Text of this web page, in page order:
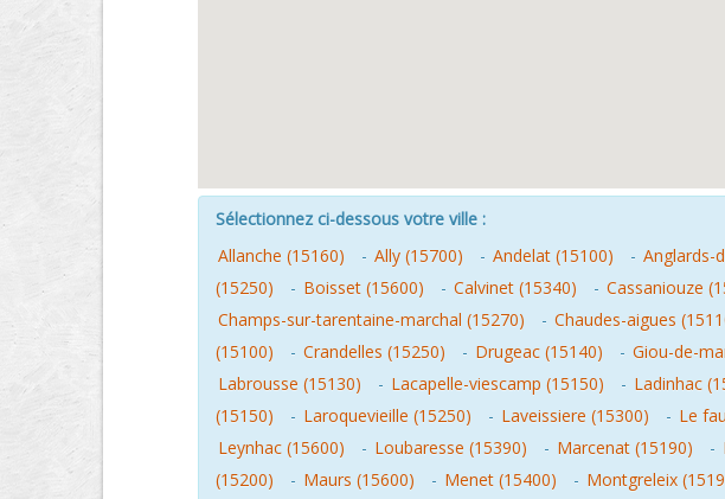
Sélectionnez ci-dessous votre ville :
Allanche (15160)
- Ally (15700) - Andelat (15100) - Anglards-
(15250)
- Boisset (15600) - Calvinet (15340) - Cassaniouze
Champs-sur-tarentaine-marchal (15270)
- Chaudes-aigues
(15100)
- Crandelles (15250) - Drugeac (15140) - Giou-de-
Labrousse (15130)
- Lacapelle-viescamp (15150) - Ladinhac
(15150)
- Laroquevieille (15250) - Laveissiere (15300) - Le
Leynhac (15600)
- Loubaresse (15390) - Marcenat (15190) -
(15200)
- Maurs (15600) - Menet (15400) - Montgreleix